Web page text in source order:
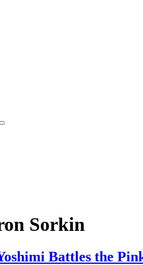
Rechercher
Sorkin
Battles the